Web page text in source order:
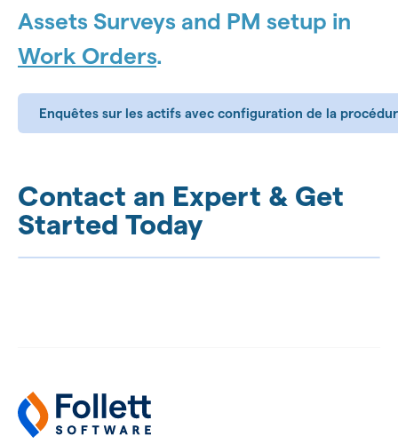
Assets Surveys and PM setup in
Work Orders.
Enquêtes sur les actifs avec configuration de la
Contact an Expert & Get
Started Today